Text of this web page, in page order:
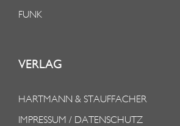
FUNK
VERLAG
HARTMANN & STAUFFACHER
IMPRESSUM / DATENSCHUTZ